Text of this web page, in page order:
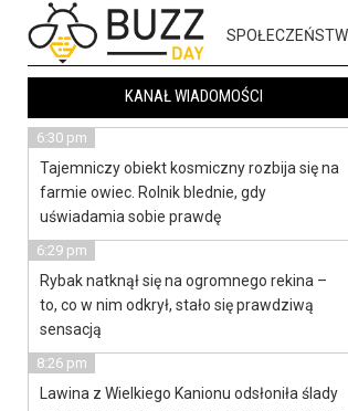
KANAŁ WIADOMOŚCI
6:30 pm
Tajemniczy obiekt kosmiczny rozbija się na
farmie owiec. Rolnik blednie, gdy
uświadamia sobie prawdę
6:29 pm
Rybak natknął się na ogromnego rekina –
to, co w nim odkrył, stało się prawdziwą
sensacją
8:26 pm
Lawina z Wielkiego Kanionu odsłoniła ślady